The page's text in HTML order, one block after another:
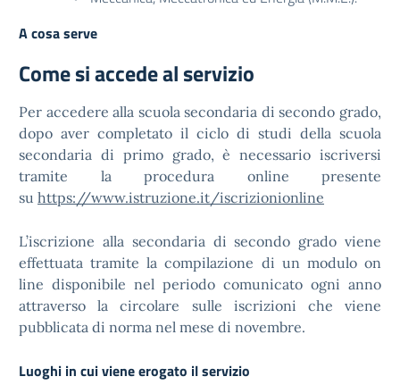
A cosa serve
Come si accede al servizio
Per accedere alla scuola secondaria di secondo grado,
dopo aver completato il ciclo di studi della scuola
secondaria di primo grado, è necessario iscriversi
tramite la procedura online presente
su https://www.istruzione.it/iscrizionionline
L’iscrizione alla secondaria di secondo grado viene
effettuata tramite la compilazione di un modulo on
line disponibile nel periodo comunicato ogni anno
attraverso la circolare sulle iscrizioni che viene
pubblicata di norma nel mese di novembre.
Luoghi in cui viene erogato il servizio